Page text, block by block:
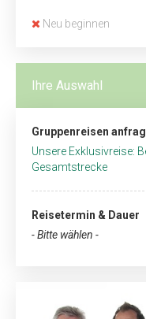
Neu beginnen
Ihre Auswahl
Gruppenreisen
Unsere Exklusivreise:
Gesamtstrecke
Reisetermin & Dauer
- Bitte wählen -